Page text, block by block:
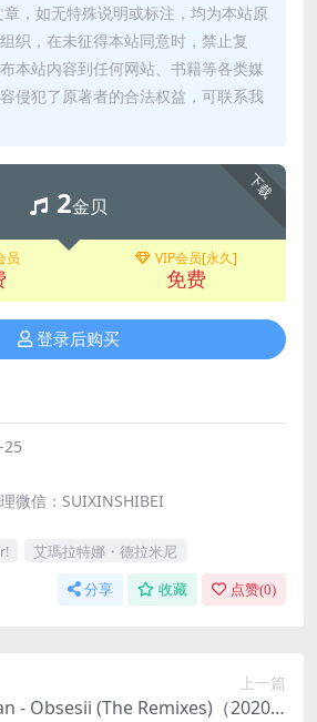
，如无特殊说明或标注，均为本站原
织，在未征得本站同意时，禁止复
本站内容到任何网站、书籍等各类媒
侵犯了原著者的合法权益，可联系我
下载
2金贝
员 VIP会员[永久]
免费
登录后购买
微信：SUIXINSHIBEI
艾瑪拉特娜・德拉米尼
分享 收藏 点赞(0)
上一篇
- Obsesii (The Remixes)（2020/F